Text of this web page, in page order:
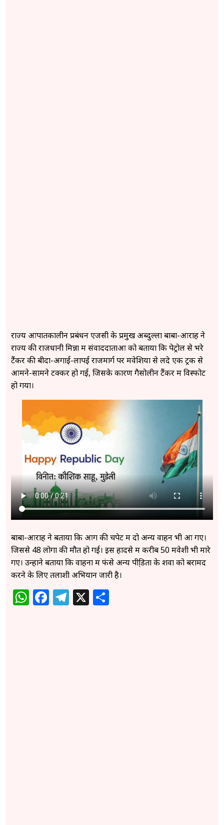
राज्य आपातकालीन प्रबंधन एजेंसी के प्रमुख अब्दुल्ला बाबा-आराह ने
राज्य की राजधानी मिन्ना में संवाददाताओं को बताया कि पेट्रोल से भरे
टैंकर की बीदा-अगाई-लापई राजमार्ग पर मवेशियों से लदे एक ट्रक से
आमने-सामने टक्कर हो गई, जिसके कारण गैसोलीन टैंकर में विस्फोट
हो गया।
बाबा-आराह ने बताया कि आग की चपेट में दो अन्य वाहन भी आ गए।
जिससे 48 लोगों की मौत हो गई। इस हादसे में करीब 50 मवेशी भी मारे
गए। उन्होंने बताया कि वाहनों में फंसे अन्य पीडि़तों के शवों को बरामद
करने के लिए तलाशी अभियान जारी है।
WhatsApp
Facebook
Telegram
X